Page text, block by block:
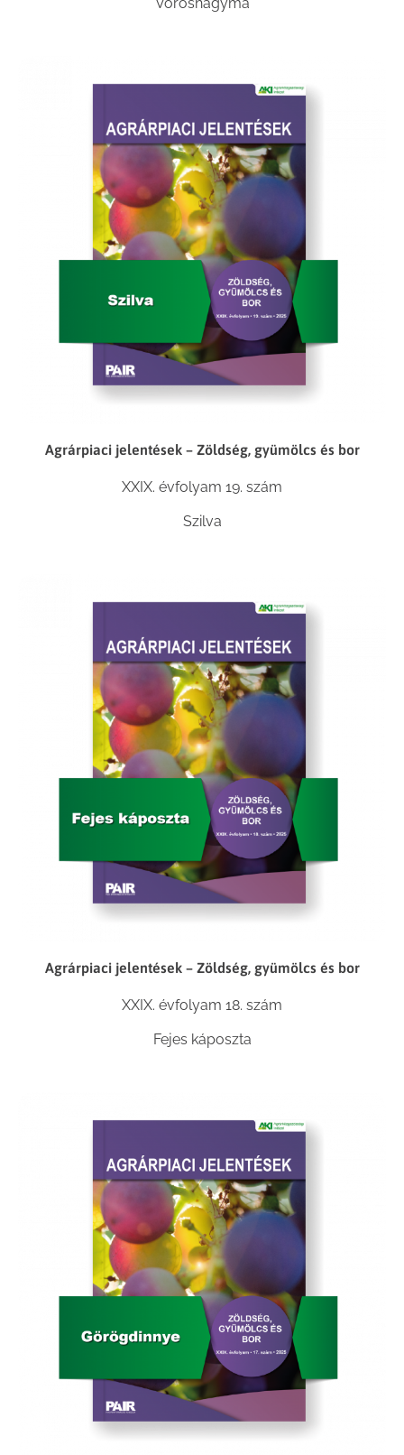
Agrárpiaci jelentések – Zöldség, gyümölcs és bor
XXIX. évfolyam 19. szám
Szilva
Agrárpiaci jelentések – Zöldség, gyümölcs és bor
XXIX. évfolyam 18. szám
Fejes káposzta